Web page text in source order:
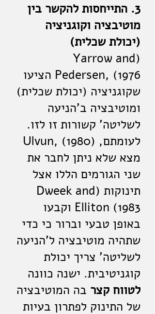
3. התייחסות להקשר בין
מוטיבציה וקוגניציה
(יכולת שכלית)
(Yarrow and
Pedersen, (1976 הציעו
שקוגניציה (יכולת שכלית)
ומוטיבציה ב'הניעה
לשליטה' קשורות זו לזו.
לעומתם, (Ulvun, (1980
מצא שלא ניתן לחבר את
שני הגורמים הללו אצל
תינוקות (Dweek and
Elliton (1983 וקבעו
באופן טבעי וברור כי כדי
שתהיה מוטיבציה ל'הניעה
לשליטה' צריך יכולת
קוגניטיבית. ישנה כוונה
לטווח קצר בה המוטיבציה
של התינוק לפתרון בעיות